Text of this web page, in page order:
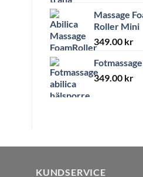
Massage
Roller Mini
349.00 kr
349.00 kr
KUNDSERVICE